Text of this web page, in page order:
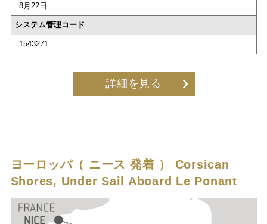
8月22日
システム管理コード
1543271
詳細を見る
ヨーロッパ（ ニース 発着 ） Corsican
Shores, Under Sail Aboard Le Ponant